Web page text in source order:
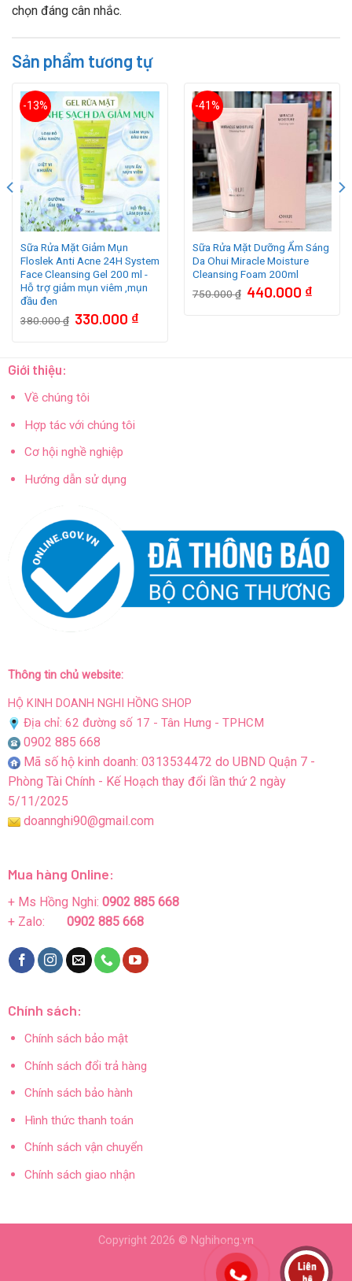
chọn đáng cân nhắc.
Sản phẩm tương tự
-13%
Sữa Rửa Mặt Giảm Mụn
Floslek Anti Acne 24H System
Face Cleansing Gel 200 ml -
Hỗ trợ giảm mụn viêm ,mụn
đầu đen
380.000₫ Giá
gốc
330.000 ₫Giá
hiện
-41%
Sữa Rửa Mặt Dưỡng Ẩm Sáng
Da Ohui Miracle Moisture
Cleansing Foam 200ml
750.000₫ Giá
gốc
440.000 ₫Giá
hiện
Giới thiệu:
Về chúng tôi
Hợp tác với chúng tôi
Cơ hội nghề nghiệp
Hướng dẫn sử dụng
Thông tin chủ website:
HỘ KINH DOANH NGHI HỒNG SHOP
Địa chỉ: 62 đường số 17 - Tân Hưng - TPHCM
0902 885 668
Mã số hộ kinh doanh: 0313534472 do UBND Quận 7 -
Phòng Tài Chính - Kế Hoạch thay đổi lần thứ 2 ngày
5/11/2025
doannghi90@gmail.com
Mua hàng Online:
+ Ms Hồng Nghi: 0902 885 668
+ Zalo: 0902 885 668
Chính sách:
Chính sách bảo mật
Chính sách đổi trả hàng
Chính sách bảo hành
Hình thức thanh toán
Chính sách vận chuyển
Chính sách giao nhận
Copyright 2026 © Nghihong.vn